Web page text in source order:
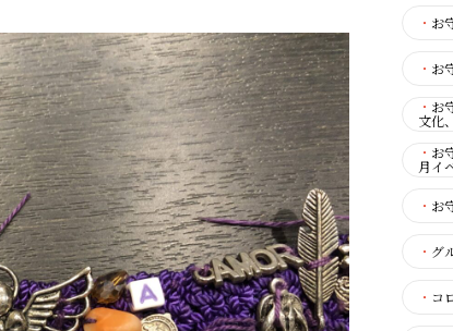
・ お
・ お
・ お
文化
・ お
月イ
・ お
・ グ
・ コ